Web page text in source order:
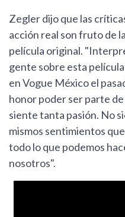
Zegler dijo que las
acción real son fruto de
película original.
gente sobre esta
en Vogue México el
honor poder ser parte
siente tanta pasión. No
mismos sentimientos
todo lo que podemos
nosotros".